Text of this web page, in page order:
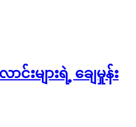
များရဲ့ ချေမှုန်း